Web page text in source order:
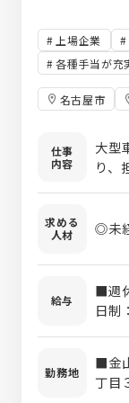
上場企業
各種手当が充
名古屋市
仕事
内容
大型
り、
はフ
配送
ため
す。 近年は女性ドライバーも多数活躍中。
るた
きる環境です
求める
人材
◎未
給与
■週
日制
勤務地
■金
丁目